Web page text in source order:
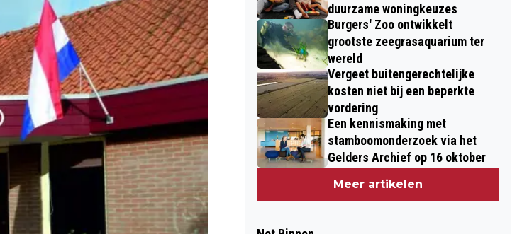
duurzame woningkeuzes
Burgers' Zoo ontwikkelt
grootste zeegrasaquarium ter
wereld
Vergeet buitengerechtelijke
kosten niet bij een beperkte
vordering
Een kennismaking met
stamboomonderzoek via het
Gelders Archief op 16 oktober
Meer artikelen